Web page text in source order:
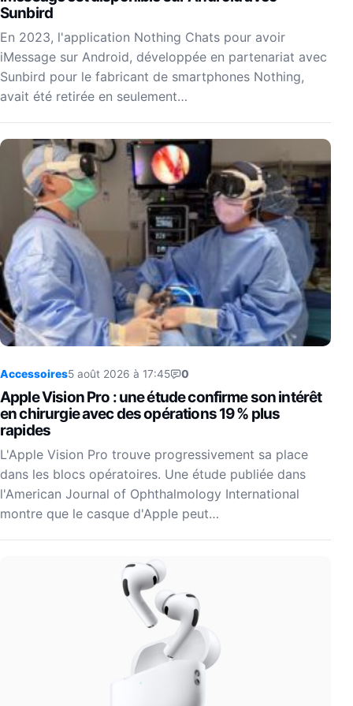
Sunbird
En 2023, l'application Nothing Chats pour avoir
iMessage sur Android, développée en partenariat avec
Sunbird pour le fabricant de smartphones Nothing,
avait été retirée en seulement…
Accessoires5 août 2026 à 17:45 0
Apple Vision Pro : une étude confirme son intérêt
en chirurgie avec des opérations 19 % plus
rapides
L'Apple Vision Pro trouve progressivement sa place
dans les blocs opératoires. Une étude publiée dans
l'American Journal of Ophthalmology International
montre que le casque d'Apple peut…